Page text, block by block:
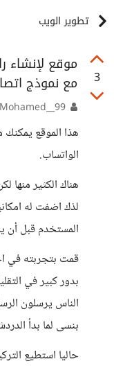
تطوير الويب
3
موقع لإنشاء
مع نموذج
هذا الموقع
الواتساب.
هناك الكثير
لذك اضفت له
المستخدم قبل أن
قمت بتجربته في
بدور كبير في
الناس يرسلون
بنسى لما بدأ
حاليا استطيع